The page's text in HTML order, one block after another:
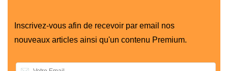
Inscrivez-vous afin de recevoir par email nos
nouveaux articles ainsi qu'un contenu Premium.